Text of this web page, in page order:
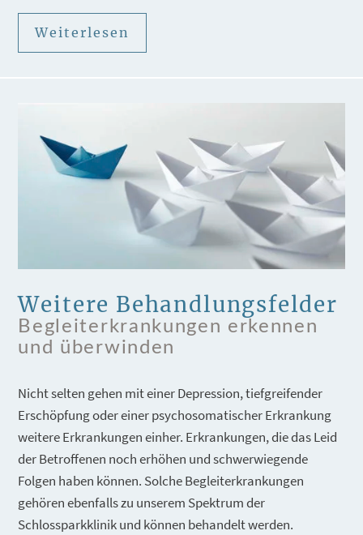
Weiterlesen
Weitere Behandlungsfelder
Begleiterkrankungen erkennen
und überwinden
Nicht selten gehen mit einer Depression, tiefgreifender
Erschöpfung oder einer psychosomatischer Erkrankung
weitere Erkrankungen einher. Erkrankungen, die das Leid
der Betroffenen noch erhöhen und schwerwiegende
Folgen haben können. Solche Begleiterkrankungen
gehören ebenfalls zu unserem Spektrum der
Schlossparkklinik und können behandelt werden.